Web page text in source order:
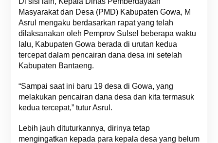
Masyarakat dan Desa (PMD) Kabupaten Gowa, M
Asrul mengaku berdasarkan rapat yang telah
dilaksanakan oleh Pemprov Sulsel beberapa waktu
lalu, Kabupaten Gowa berada di urutan kedua
tercepat dalam pencairan dana desa ini setelah
Kabupaten Bantaeng.
“Sampai saat ini baru 19 desa di Gowa, yang
melakukan pencairan dana desa dan kita termasuk
kedua tercepat,” tutur Asrul.
Lebih jauh dituturkannya, dirinya tetap
mengingatkan kepada para kepala desa yang belum